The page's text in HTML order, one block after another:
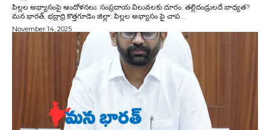
పిల్లల అభ్యాసంపై ఆందోళనలు: సంప్రదాయ విలువలకు దూరం..తల్లిదండ్రులదే బాధ్యత?
మన భారత్, భద్రాద్రి కొత్తగూడెం జిల్లా: పిల్లల అభ్యాసం పై చాప...
November 14, 2025